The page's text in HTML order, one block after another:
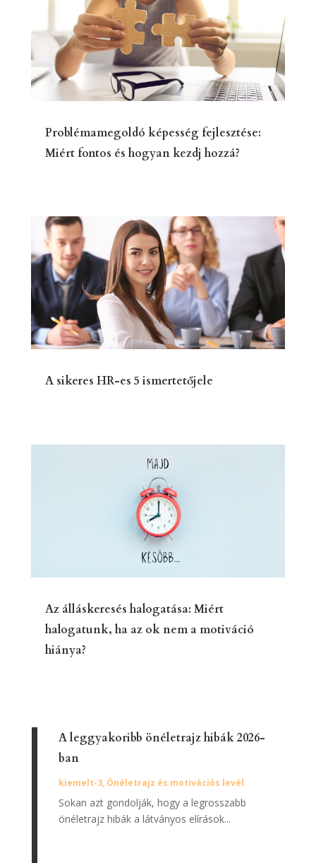
Problémamegoldó képesség fejlesztése:
Miért fontos és hogyan kezdj hozzá?
A sikeres HR-es 5 ismertetőjele
Az álláskeresés halogatása: Miért
halogatunk, ha az ok nem a motiváció
hiánya?
A leggyakoribb önéletrajz hibák 2026-
ban
kiemelt-3, Önéletrajz és motivációs levél
Sokan azt gondolják, hogy a legrosszabb
önéletrajz hibák a látványos elírások...